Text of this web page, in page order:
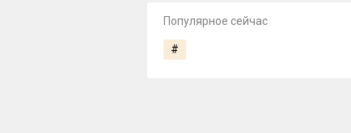
Популярное сейчас
#